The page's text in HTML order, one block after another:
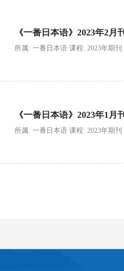
《一番日本语》2023年2月
所属: 一番日本语 课程: 2023年期
《一番日本语》2023年1月
所属: 一番日本语 课程: 2023年期